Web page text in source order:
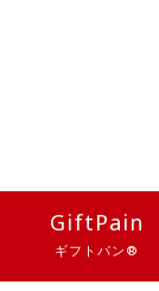
GiftPain
ギフトパン®